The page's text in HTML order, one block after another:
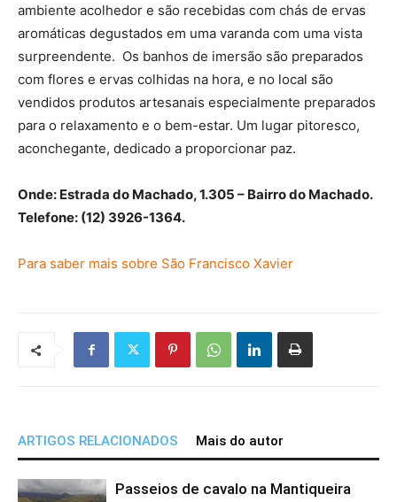
ambiente acolhedor e são recebidas com chás de ervas
aromáticas degustados em uma varanda com uma vista
surpreendente. Os banhos de imersão são preparados
com flores e ervas colhidas na hora, e no local são
vendidos produtos artesanais especialmente preparados
para o relaxamento e o bem-estar. Um lugar pitoresco,
aconchegante, dedicado a proporcionar paz.
Onde: Estrada do Machado, 1.305 – Bairro do Machado.
Telefone: (12) 3926-1364.
Para saber mais sobre São Francisco Xavier
ARTIGOS RELACIONADOS Mais do autor
Passeios de cavalo na Mantiqueira